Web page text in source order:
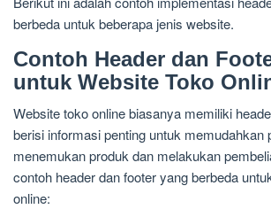
berbeda untuk beberapa jenis website.
Contoh Header dan
untuk Website Toko
Website toko online biasanya memiliki
berisi informasi penting untuk memudahkan
menemukan produk dan melakukan
contoh header dan footer yang berbeda
online: